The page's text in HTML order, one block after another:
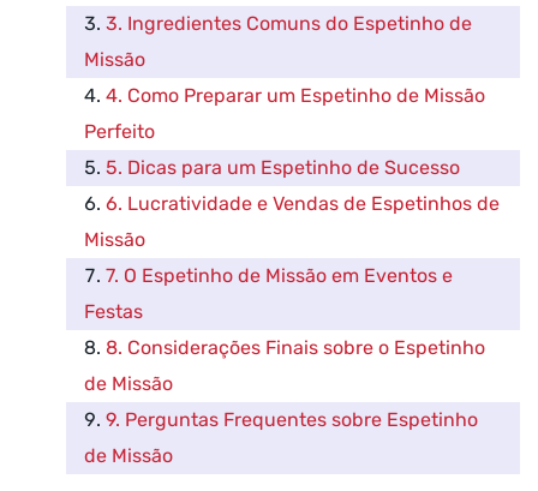
3. Ingredientes Comuns do Espetinho de
Missão
4. Como Preparar um Espetinho de Missão
Perfeito
5. Dicas para um Espetinho de Sucesso
6. Lucratividade e Vendas de Espetinhos de
Missão
7. O Espetinho de Missão em Eventos e
Festas
8. Considerações Finais sobre o Espetinho
de Missão
9. Perguntas Frequentes sobre Espetinho
de Missão